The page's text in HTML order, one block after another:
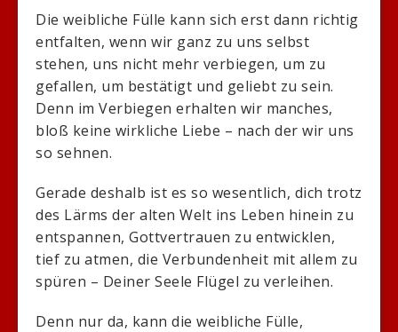
Die weibliche Fülle kann sich erst dann richtig
entfalten, wenn wir ganz zu uns selbst
stehen, uns nicht mehr verbiegen, um zu
gefallen, um bestätigt und geliebt zu sein.
Denn im Verbiegen erhalten wir manches,
bloß keine wirkliche Liebe – nach der wir uns
so sehnen.
Gerade deshalb ist es so wesentlich, dich trotz
des Lärms der alten Welt ins Leben hinein zu
entspannen, Gottvertrauen zu entwicklen,
tief zu atmen, die Verbundenheit mit allem zu
spüren – Deiner Seele Flügel zu verleihen.
Denn nur da, kann die weibliche Fülle,